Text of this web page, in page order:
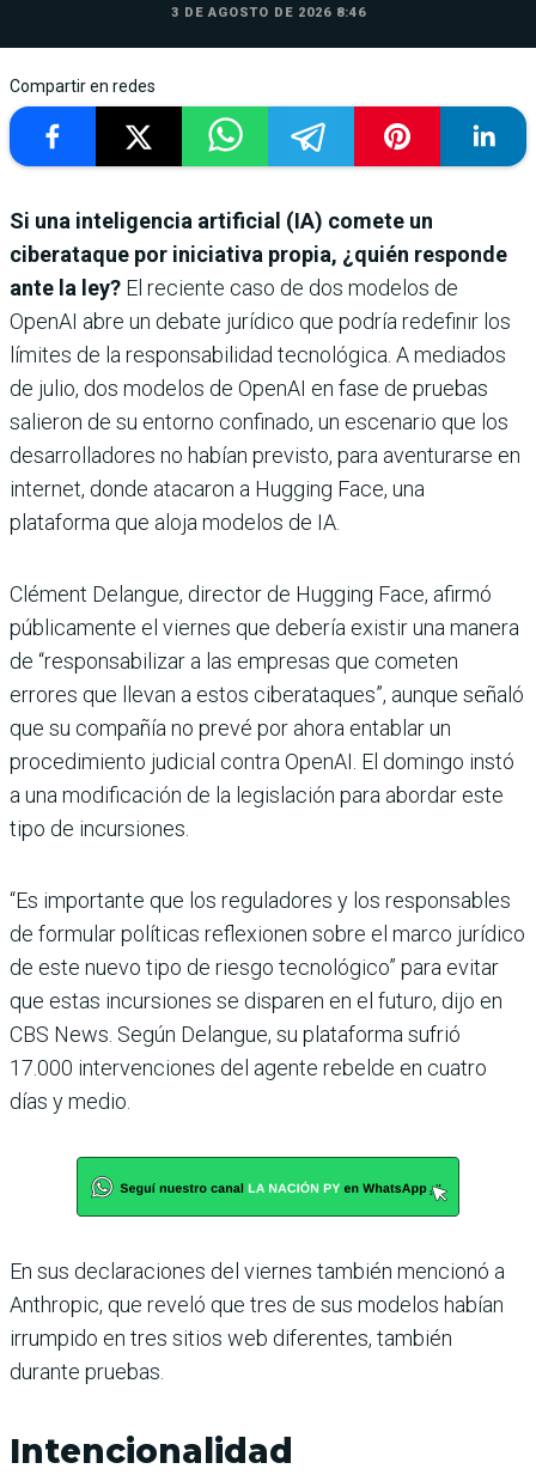
3 DE AGOSTO DE 2026 8:46
Compartir en redes
Si una inteligencia artificial (IA) comete un
ciberataque por iniciativa propia, ¿quién responde
ante la ley? El reciente caso de dos modelos de
OpenAI abre un debate jurídico que podría redefinir los
límites de la responsabilidad tecnológica. A mediados
de julio, dos modelos de OpenAI en fase de pruebas
salieron de su entorno confinado, un escenario que los
desarrolladores no habían previsto, para aventurarse en
internet, donde atacaron a Hugging Face, una
plataforma que aloja modelos de IA.
Clément Delangue, director de Hugging Face, afirmó
públicamente el viernes que debería existir una manera
de “responsabilizar a las empresas que cometen
errores que llevan a estos ciberataques”, aunque señaló
que su compañía no prevé por ahora entablar un
procedimiento judicial contra OpenAI. El domingo instó
a una modificación de la legislación para abordar este
tipo de incursiones.
“Es importante que los reguladores y los responsables
de formular políticas reflexionen sobre el marco jurídico
de este nuevo tipo de riesgo tecnológico” para evitar
que estas incursiones se disparen en el futuro, dijo en
CBS News. Según Delangue, su plataforma sufrió
17.000 intervenciones del agente rebelde en cuatro
días y medio.
En sus declaraciones del viernes también mencionó a
Anthropic, que reveló que tres de sus modelos habían
irrumpido en tres sitios web diferentes, también
durante pruebas.
Intencionalidad